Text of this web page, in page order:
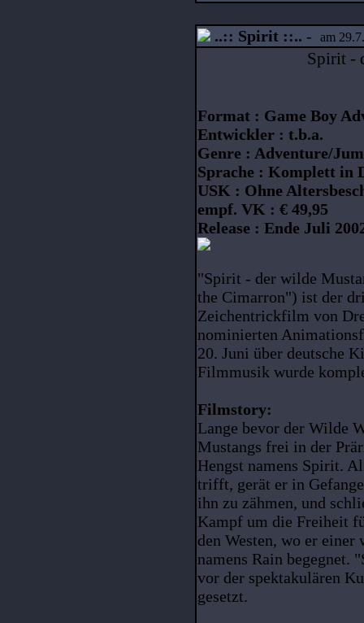
..:: Spirit ::.. - am
Spirit -
Format : Game Boy
Entwickler : t.b.a.
Genre : Adventure/
Sprache : Komplett in
USK : Ohne
empf. VK : € 49,95
Release : Ende Juli
"Spirit - der wilde
the Cimarron") ist der
Zeichentrickfilm von
nominierten
20. Juni über deutsche
Filmmusik wurde
Filmstory:
Lange bevor der Wilde
Mustangs frei in der
Hengst namens Spirit.
trifft, gerät er in
ihn zu zähmen, und
Kampf um die Freiheit
den Westen, wo er einer
namens Rain
vor der spektakulären
gesetzt.